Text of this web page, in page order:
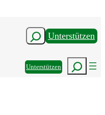
SuchenUnterstützen
UnterstützenSuchen